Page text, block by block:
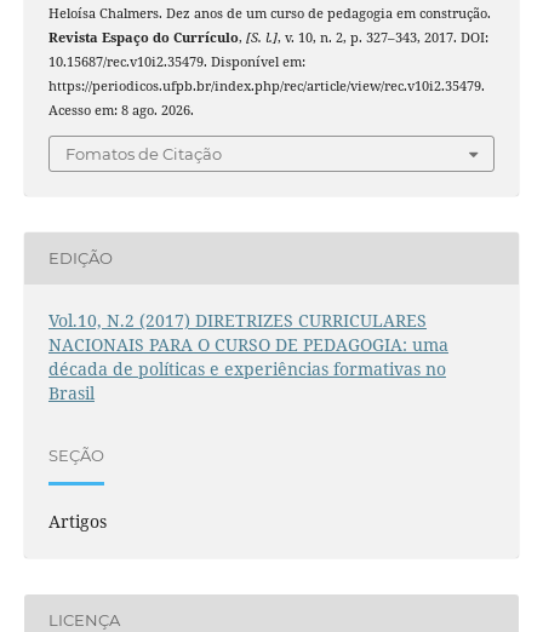
Heloísa Chalmers. Dez anos de um curso de pedagogia em construção.
Revista Espaço do Currículo, [S. l.], v. 10, n. 2, p. 327–343, 2017. DOI:
10.15687/rec.v10i2.35479. Disponível em:
https://periodicos.ufpb.br/index.php/rec/article/view/rec.v10i2.35479.
Acesso em: 8 ago. 2026.
Fomatos de Citação
EDIÇÃO
Vol.10, N.2 (2017) DIRETRIZES CURRICULARES
NACIONAIS PARA O CURSO DE PEDAGOGIA: uma
década de políticas e experiências formativas no
Brasil
SEÇÃO
Artigos
LICENÇA